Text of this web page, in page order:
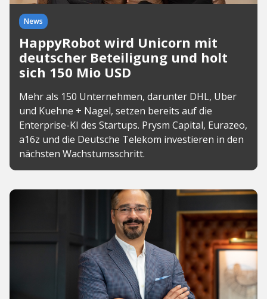
News
HappyRobot wird Unicorn mit
deutscher Beteiligung und holt
sich 150 Mio USD
Mehr als 150 Unternehmen, darunter DHL, Uber
und Kuehne + Nagel, setzen bereits auf die
Enterprise-KI des Startups. Prysm Capital, Eurazeo,
a16z und die Deutsche Telekom investieren in den
nächsten Wachstumsschritt.